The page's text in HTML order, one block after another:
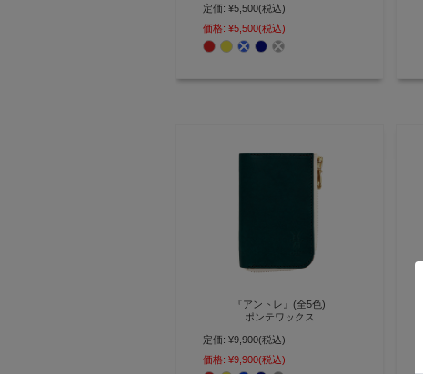
イヤホンやスマートキーなどの小
物を持ち歩くのに丁度いい箱型ミ
ニポーチ【AGILITY affa(アジリテ
ィ アッファ)】(0192)
定価: ¥5,500(税込)
価格: ¥5,500(税込)
『アントレ』(全5色)
ポンテワックス
スマートキー・シリンダーキー・
カードキー全てが入るL字ファス
ナーキーケース【AGILITY affa(ア
定価: ¥9,900(税込)
価格: ¥9,900(税込)